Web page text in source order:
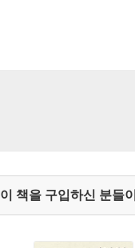
이 책을 구입하신 분들이